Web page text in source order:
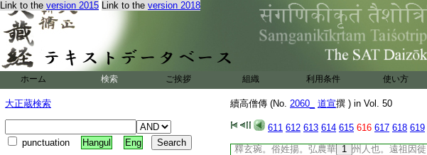
Link to the version 2015 Link to the version 2018
ホーム 検索 ご挨拶 組織 利用条件 使い方
大正蔵検索
punctuation Hangul Eng
續高僧傳 (No. 2060_ 道宣撰 ) in Vol. 50
611 612 613 614 615 616 617 618 619
悟極多。四方懷道霄興命駕。解契昇堂行
敦入室。礪以初學舊習委訪莫歸。若不流
于文記是則通心無路。乃開拓素業更委
異聞。旁訊經論爲之本疏。時慧休法師道
聲遠被見重世猷。讃撃神理文義相接。故
采相照律觀高邈。休有功焉。以貞觀
九年十月。卒于故鄴日光住寺。春秋六十有
磨疏三卷。捨懺儀輕重叙等。各施卷部見
重於時。時衞州道爍。律學所 30 崇。業駕於
礪。爲時所重矣
釋玄琬。俗姓揚。弘農華 1 州人也。遠祖因徙